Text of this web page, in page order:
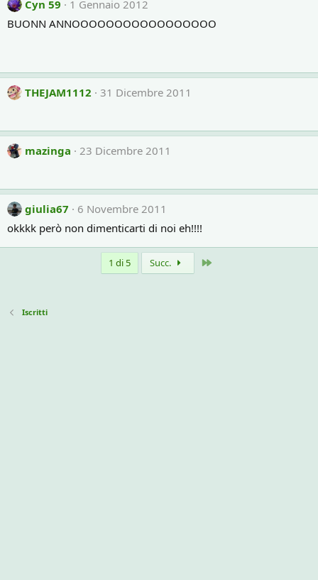
Cyn 59
1 Gennaio 2012
BUONN ANNOOOOOOOOOOOOOOOOO
THEJAM1112 31 Dicembre 2011
mazinga 23 Dicembre 2011
giulia67
6 Novembre 2011
okkkk però non dimenticarti di noi eh!!!!
1 di 5 Succ.
Iscritti